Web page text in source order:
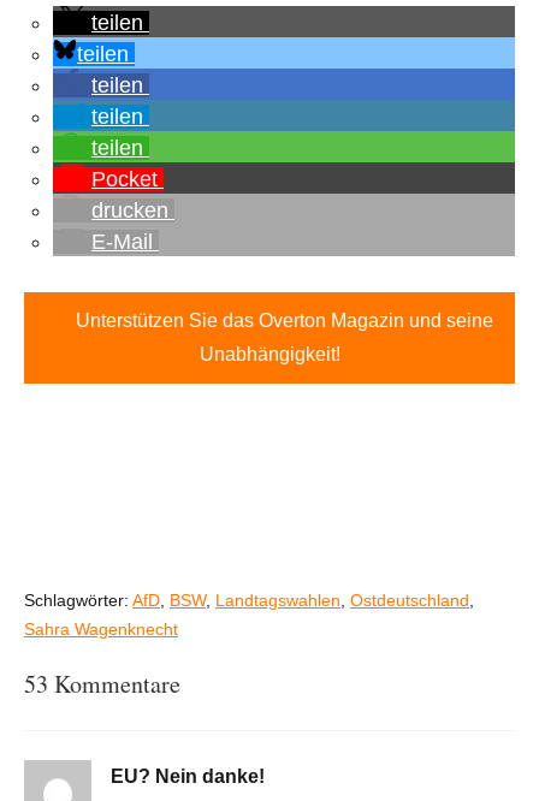
teilen
teilen
teilen
teilen
teilen
Pocket
drucken
E-Mail
Unterstützen Sie das Overton Magazin und seine
Unabhängigkeit!
Schlagwörter: AfD BSW, Landtagswahlen Ostdeutschland
Sahra Wagenknecht
53 Kommentare
EU? Nein danke!